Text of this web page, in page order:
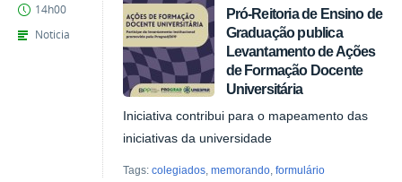
Pró-Reitoria de Ensino de
Graduação publica
Levantamento de Ações
de Formação Docente
Universitária
Iniciativa contribui para o mapeamento das
iniciativas da universidade
Tags:colegiados,memorando,formulário
Kais
de
14h00
Noticia